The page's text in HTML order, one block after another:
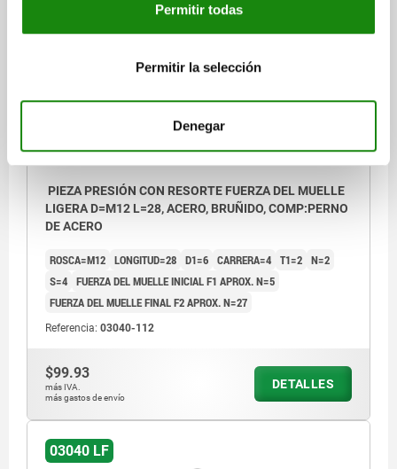
Permitir todas
Permitir la selección
Denegar
PIEZA PRESIÓN CON RESORTE FUERZA DEL MUELLE
LIGERA D=M12 L=28, ACERO, BRUÑIDO, COMP:PERNO
DE ACERO
ROSCA=M12 LONGITUD=28 D1=6 CARRERA=4 T1=2 N=2
S=4 FUERZA DEL MUELLE INICIAL F1 APROX. N=5
FUERZA DEL MUELLE FINAL F2 APROX. N=27
Referencia: 03040-112
$99.93
más IVA.
más gastos de envío
DETALLES
03040 LF